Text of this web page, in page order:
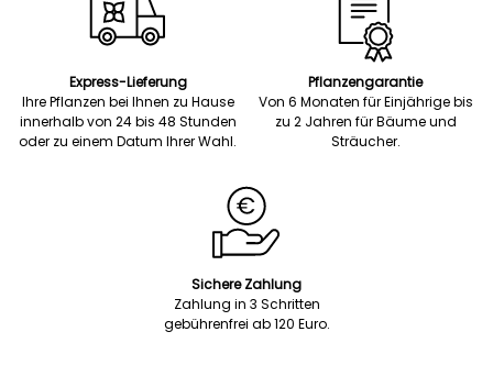
Express-Lieferung
Ihre Pflanzen bei Ihnen zu Hause
innerhalb von 24 bis 48 Stunden
oder zu einem Datum Ihrer Wahl.
Pflanzengarantie
Von 6 Monaten für Einjährige bis
zu 2 Jahren für Bäume und
Sträucher.
Sichere Zahlung
Zahlung in 3 Schritten
gebührenfrei ab 120 Euro.